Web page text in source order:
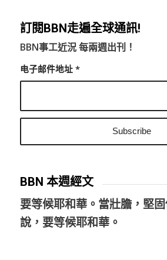
訂閱BBN走遍全球通訊!
BBN事工近況 每兩週出刊！
电子邮件地址 *
BBN 本週經文
要等候耶和華。當壯膽，堅
說，要等候耶和華。